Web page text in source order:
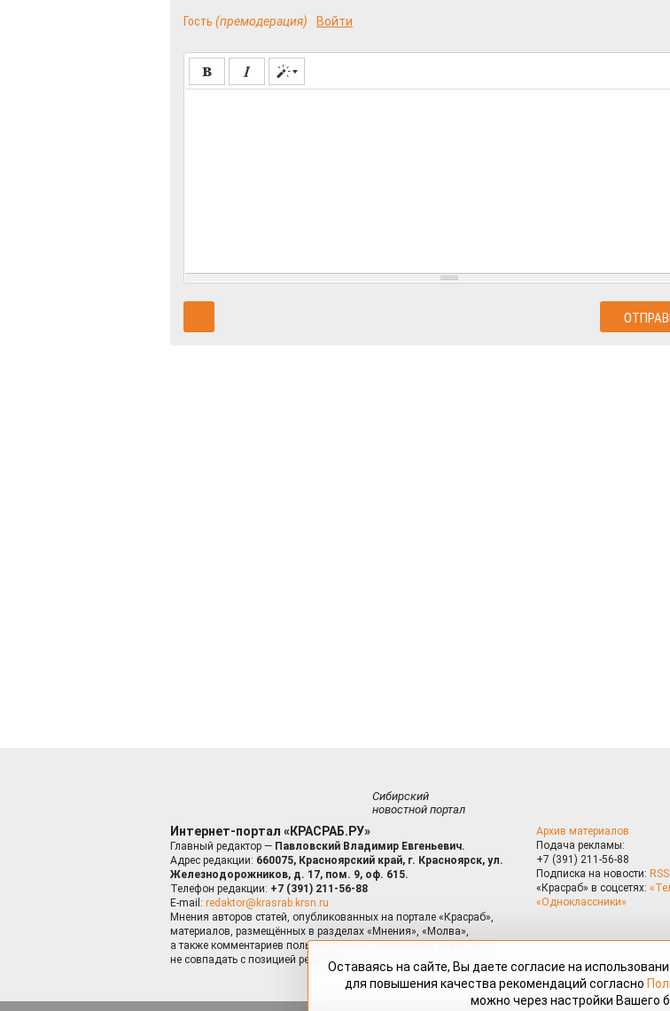
Гость (премодерация) Войти
Сибирский
новостной портал
Интернет-портал «КРАСРАБ.РУ»
Главный редактор — Павловский Владимир Евгеньевич.
Адрес редакции: 660075, Красноярский край, г. Красноярск, ул.
Железнодорожников, д. 17, пом. 9, оф. 615.
Телефон редакции: +7 (391) 211-56-88
E-mail: redaktor@krasrab.krsn.ru
Мнения авторов статей, опубликованных на портале «Красраб»,
материалов, размещённых в разделах «Мнения», «Молва»,
а также комментариев пользователей к материалам сайта могут
не совпадать с позицией редакции.
Архив материалов
Подача рекламы:
+7 (391) 211-56-88
Подписка на новости: RSS
«Красраб» в соцсетях:
«Одноклассники»
Оставаясь на сайте, Вы даете согласие на
для повышения качества рекомендаций согласно
можно через настройки Вашего